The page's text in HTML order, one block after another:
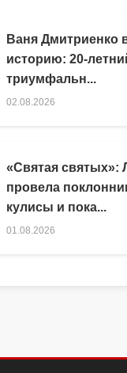
Ваня Дмитриенко
историю: 20-
триумфальн...
02.08.2026
«Святая святых»:
провела
кулисы и пока...
01.08.2026